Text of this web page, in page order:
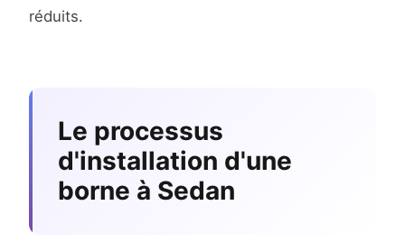
réduits.
Le processus
d'installation d'une
borne à Sedan